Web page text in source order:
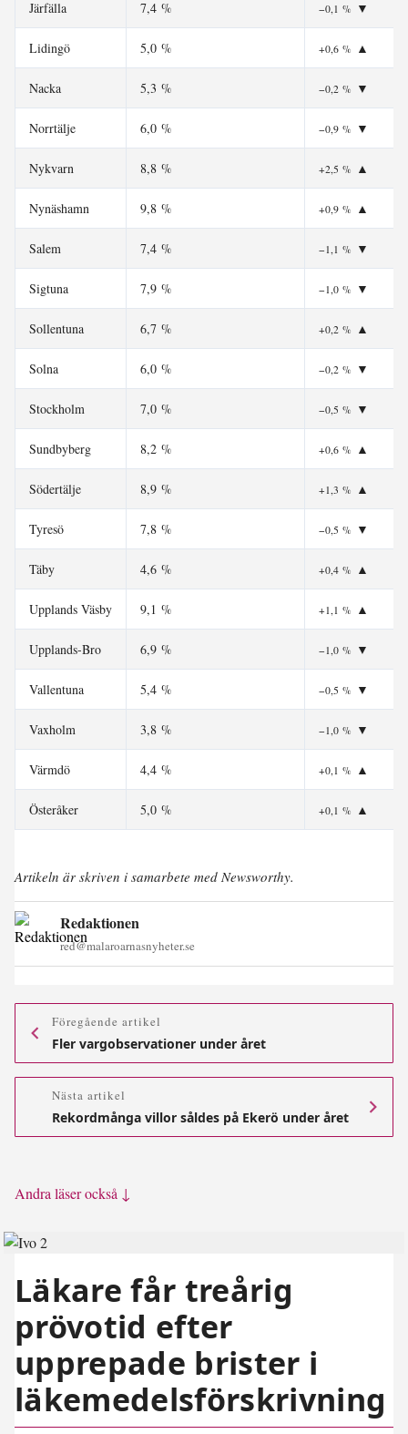
Järfälla 7,4 % −0,1 % ▼
Lidingö 5,0 % +0,6 % ▲
Nacka 5,3 % −0,2 % ▼
Norrtälje 6,0 % −0,9 % ▼
Nykvarn 8,8 % +2,5 % ▲
Nynäshamn 9,8 % +0,9 % ▲
Salem 7,4 % −1,1 % ▼
Sigtuna 7,9 % −1,0 % ▼
Sollentuna 6,7 % +0,2 % ▲
Solna 6,0 % −0,2 % ▼
Stockholm 7,0 % −0,5 % ▼
Sundbyberg 8,2 % +0,6 % ▲
Södertälje 8,9 % +1,3 % ▲
Tyresö 7,8 % −0,5 % ▼
Täby 4,6 % +0,4 % ▲
Upplands Väsby 9,1 % +1,1 % ▲
Upplands-Bro 6,9 % −1,0 % ▼
Vallentuna 5,4 % −0,5 % ▼
Vaxholm 3,8 % −1,0 % ▼
Värmdö 4,4 % +0,1 % ▲
Österåker 5,0 % +0,1 % ▲
Artikeln är skriven i samarbete med Newsworthy.
Redaktionen
red@malaroarnasnyheter.se
Föregående artikel
Fler vargobservationer under året
Nästa artikel
Rekordmånga villor såldes på Ekerö under året
Andra läser också ↓
Läkare får treårig
prövotid efter
upprepade brister i
läkemedelsförskrivning